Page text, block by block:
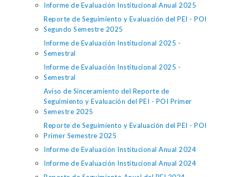
Informe de Evaluación Institucional Anual 2025
Reporte de Seguimiento y Evaluación del PEI - POI
Segundo Semestre 2025
Informe de Evaluación Institucional 2025 -
Semestral
Informe de Evaluación Institucional 2025 -
Semestral
Aviso de Sinceramiento del Reporte de
Seguimiento y Evaluación del PEI - POI Primer
Semestre 2025
Reporte de Seguimiento y Evaluación del PEI - POI
Primer Semestre 2025
Informe de Evaluación Institucional Anual 2024
Informe de Evaluación Institucional Anual 2024